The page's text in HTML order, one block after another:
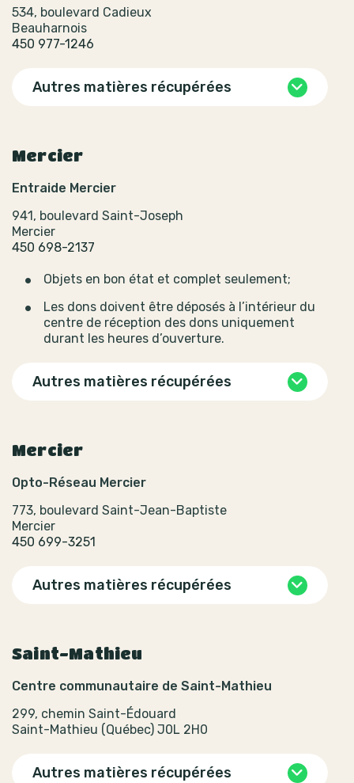
534, boulevard Cadieux
Beauharnois
450 977-1246
Autres matières récupérées
Mercier
Entraide Mercier
941, boulevard Saint-Joseph
Mercier
450 698-2137
Objets en bon état et complet seulement;
Les dons doivent être déposés à l’intérieur du
centre de réception des dons uniquement
durant les heures d’ouverture.
Autres matières récupérées
Mercier
Opto-Réseau Mercier
773, boulevard Saint-Jean-Baptiste
Mercier
450 699-3251
Autres matières récupérées
Saint-Mathieu
Centre communautaire de Saint-Mathieu
299, chemin Saint-Édouard
Saint-Mathieu (Québec) J0L 2H0
Autres matières récupérées